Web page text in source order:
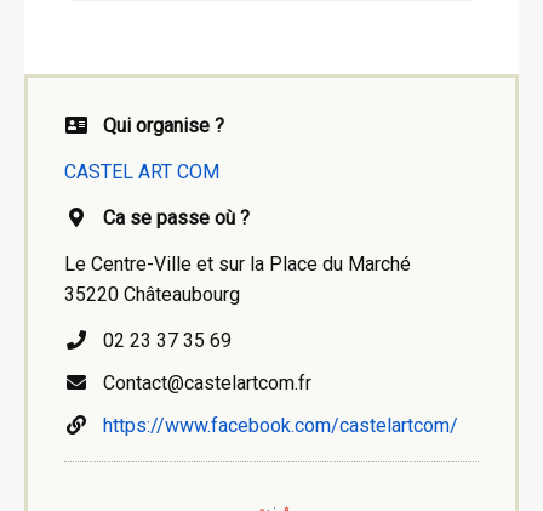
Qui organise ?
CASTEL ART COM
Ca se passe où ?
Le Centre-Ville et sur la Place du Marché
35220 Châteaubourg
02 23 37 35 69
Contact@castelartcom.fr
https://www.facebook.com/castelartcom/